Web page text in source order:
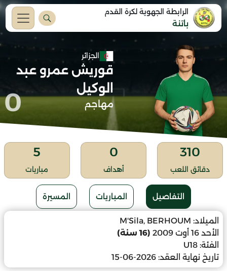
الرابطة الجهوية لكرة القدم
باتنة
الجزائر
قوريش عمرو عبد
الوكيل
مهاجم 0
310
دقائق اللعب
0
أهداف
5
مباريات
التفاصيل المباريات المسيرة
الميلاد: M'Sila, BERHOUM
الأحد 16 أوت 2009
(16 سنة)
الفئة: U18
تاريخ نهاية العقد: 2026-06-15